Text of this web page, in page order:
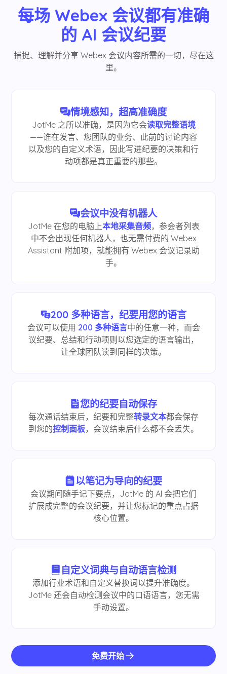
每场 Webex 会议都有准确
的 AI 会议纪要
捕捉、理解并分享 Webex 会议内容所需的一切，尽在这
里。
情境感知，超高准确度
JotMe 之所以准确，是因为它会读取完整语境
——谁在发言、您团队的业务、此前的讨论内容
以及您的自定义术语，因此写进纪要的决策和行
动项都是真正重要的那些。
会议中没有机器人
JotMe 在您的电脑上本地采集音频，参会者列表
中不会出现任何机器人，也无需付费的 Webex
Assistant 附加项，就能拥有 Webex 会议记录助
手。
200 多种语言，纪要用您的语言
会议可以使用 200 多种语言中的任意一种，而会
议纪要、总结和行动项则以您选定的语言输出，
让全球团队读到同样的决策。
您的纪要自动保存
每次通话结束后，纪要和完整转录文本都会保存
到您的控制面板，会议结束后什么都不会丢失。
以笔记为导向的纪要
会议期间随手记下要点，JotMe 的 AI 会把它们
扩展成完整的会议纪要，并让您标记的重点占据
核心位置。
自定义词典与自动语言检测
添加行业术语和自定义替换词以提升准确度。
JotMe 还会自动检测会议中的口语语言，您无需
手动设置。
免费开始